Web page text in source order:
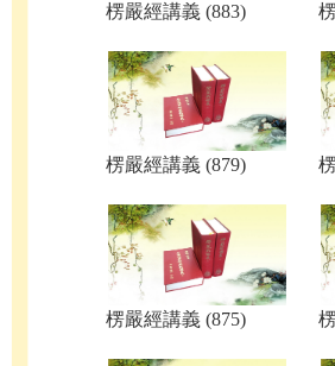
楞嚴經講義 (883)
楞嚴經講義 (879)
楞嚴經講義 (875)